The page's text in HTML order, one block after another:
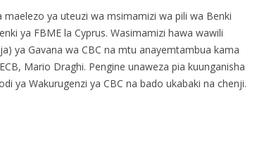
ya uteuzi wa msimamizi wa pili wa Benki
ya FBME la Cyprus. Wasimamizi hawa wawili
ya Gavana wa CBC na mtu anayemtambua kama
Mario Draghi. Pengine unaweza pia kuunganisha
ya Wakurugenzi ya CBC na bado ukabaki na chenji.